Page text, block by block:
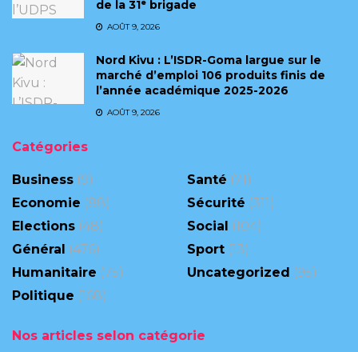
de la 31ᵉ brigade
AOÛT 9, 2026
Nord Kivu : L’ISDR-Goma largue sur le
marché d’emploi 106 produits finis de
l’année académique 2025-2026
AOÛT 9, 2026
Catégories
Business (9)
Economie (88)
Elections (48)
Général (476)
Humanitaire (75)
Politique (168)
Santé (71)
Sécurité (311)
Social (104)
Sport (13)
Uncategorized (95)
Nos articles selon catégorie